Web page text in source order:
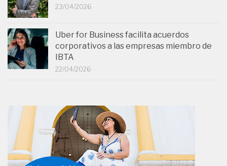
23/04/2026
Uber for Business facilita acuerdos
corporativos a las empresas miembro de
IBTA
22/04/2026